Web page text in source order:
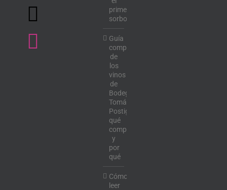
primer
sorbo
Guía
completa
de
los
vinos
de
Bodega
Tomás
Postigo:
qué
comprar
y
por
qué
Cómo
leer